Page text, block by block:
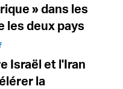
» dans les
les deux pays
Israël et l'Iran
la